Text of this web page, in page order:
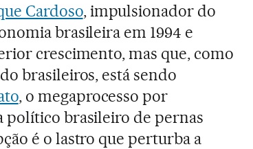
Cardoso, impulsionador do
brasileira em 1994 e
crescimento, mas que, como
brasileiros, está sendo
, o megaprocesso por
político brasileiro de pernas
é o lastro que perturba a